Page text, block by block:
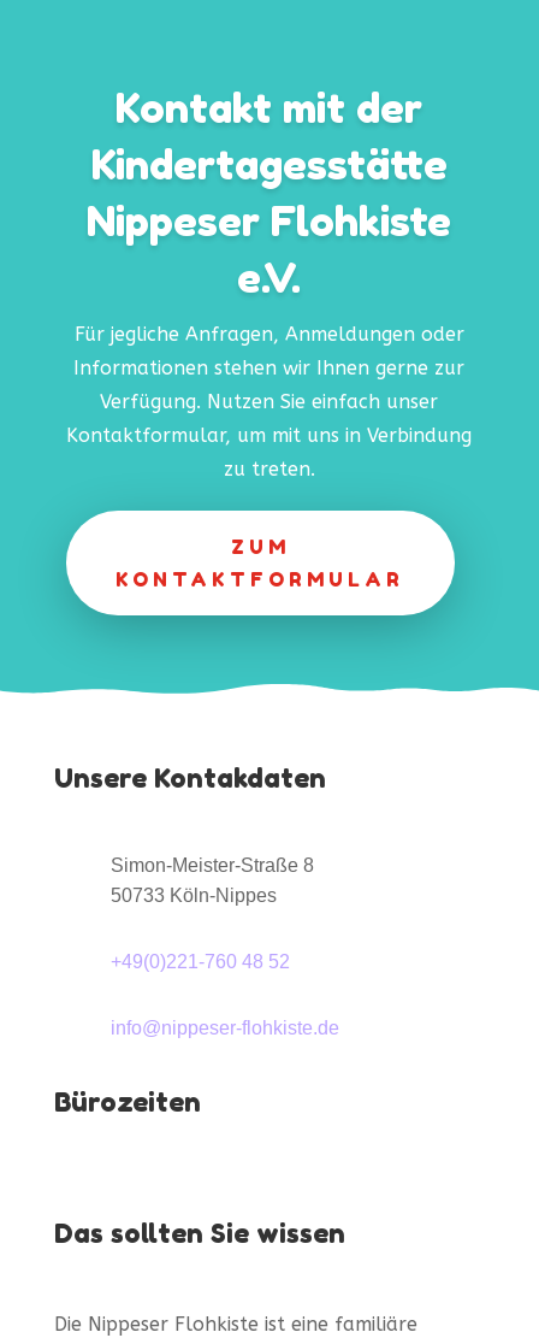
Kontakt mit der
Kindertagesstätte
Nippeser Flohkiste
e.V.
Für jegliche Anfragen, Anmeldungen oder
Informationen stehen wir Ihnen gerne zur
Verfügung. Nutzen Sie einfach unser
Kontaktformular, um mit uns in Verbindung
zu treten.
ZUM
KONTAKTFORMULAR
Unsere Kontakdaten
Simon-Meister-Straße 8
50733 Köln-Nippes
+49(0)221-760 48 52
info@nippeser-flohkiste.de
Bürozeiten
Das sollten Sie wissen
Die Nippeser Flohkiste ist eine familiäre